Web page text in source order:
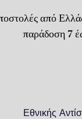
από
παράδοση 7 έως
Εθνικής